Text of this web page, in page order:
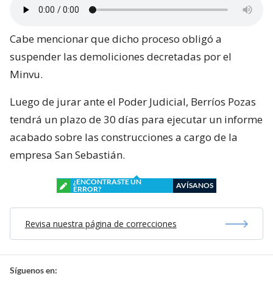
Cabe mencionar que dicho proceso obligó a
suspender las demoliciones decretadas por el
Minvu.
Luego de jurar ante el Poder Judicial, Berríos Pozas
tendrá un plazo de 30 días para ejecutar un informe
acabado sobre las construcciones a cargo de la
empresa San Sebastián.
¿ENCONTRASTE UN
ERROR?
AVÍSANOS
Revisa nuestra página de correcciones
Síguenos en: